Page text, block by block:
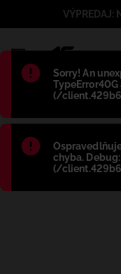
Błąd:
Sorry! An
TypeError40G
(/
Błąd:
chyba.
(/